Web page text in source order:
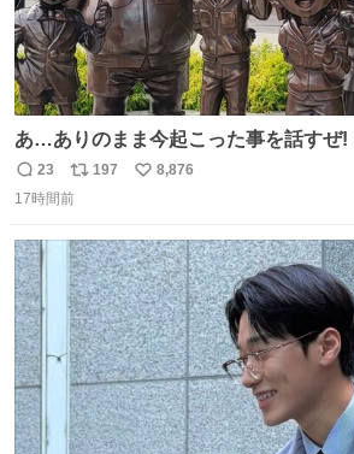
あ…ありのまま今起こった事を話すぜ!
に 「千速さんですか！？」 と声をかけ
装飾かなと思ったら 「背も高いし見た
人＿ ＞今日は私服＜ ￣Y^Y^Y^Y^Y^￣ #白樹鳥取大阪
ナン旅行2026
返
信
23
リ
ポ
ト
数
197
い
数
8,876
17時間前